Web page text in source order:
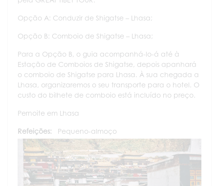
Opção A: Conduzir de Shigatse – Lhasa;
Opção B: Comboio de Shigatse – Lhasa;
Para a Opção B, o guia acompanhá-lo-á até à
Estação de Comboios de Shigatse, depois apanhará
o comboio de Shigatse para Lhasa. À sua chegada a
Lhasa, organizaremos o seu transporte para o hotel. O
custo do bilhete de comboio está incluído no preço.
Pernoite em Lhasa
Refeições: Pequeno-almoço